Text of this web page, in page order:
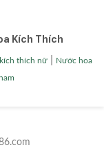
Kích Thích
thích nữ| Nước hoa